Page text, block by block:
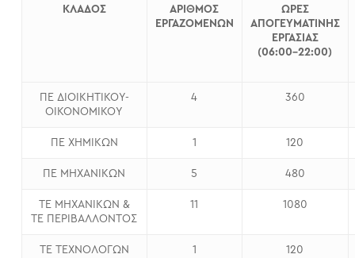
ΚΛΑΔΟΣ
ΑΡΙΘΜΟΣ
ΕΡΓΑΖΟΜΕΝΩΝ
ΩΡΕΣ
ΑΠΟΓΕΥΜΑΤΙΝΗΣ
ΕΡΓΑΣΙΑΣ
(06:00-22:00)
ΠΕ ΔΙΟΙΚΗΤΙΚΟΥ-
ΟΙΚΟΝΟΜΙΚΟΥ
4 360
ΠΕ ΧΗΜΙΚΩΝ 1 120
ΠΕ ΜΗΧΑΝΙΚΩΝ 5 480
ΤΕ ΜΗΧΑΝΙΚΩΝ &
ΤΕ ΠΕΡΙΒΑΛΛΟΝΤΟΣ
11 1080
ΤΕ ΤΕΧΝΟΛΟΓΩΝ
1 120